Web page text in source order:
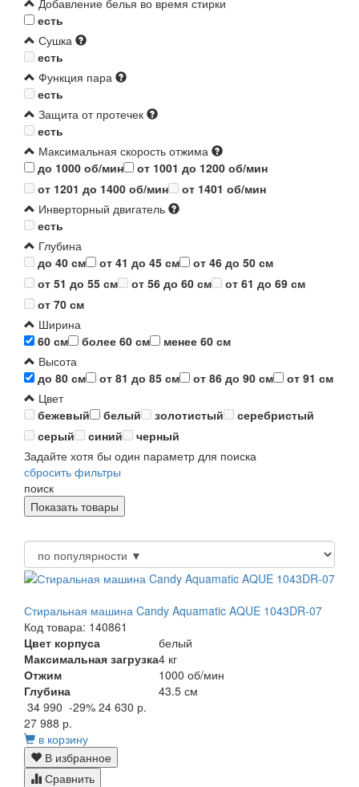
Добавление белья во время стирки
есть
Сушка
есть
Функция пара
есть
Защита от протечек
есть
Максимальная скорость отжима
до 1000 об/мин
от 1001 до 1200 об/мин
от 1201 до 1400 об/мин
от 1401 об/мин
Инверторный двигатель
есть
Глубина
до 40 см
от 41 до 45 см
от 46 до 50 см
от 51 до 55 см
от 56 до 60 см
от 61 до 69 см
от 70 см
Ширина
60 см
более 60 см
менее 60 см
Высота
до 80 см
от 81 до 85 см от 86 до 90 см
от 91 см
Цвет
бежевый
белый золотистый
серебристый
серый
синий
черный
Задайте хотя бы один параметр для поиска
сбросить фильтры
поиск
Стиральная машина Candy Aquamatic AQUE 1043DR-07
Код товара: 140861
Цвет корпуса
белый
Максимальная загрузка4 кг
Отжим
1000 об/мин
Глубина
43.5 см
34 990 -29% 24 630 р.
27 988 р.
в корзину
В избранное
Сравнить